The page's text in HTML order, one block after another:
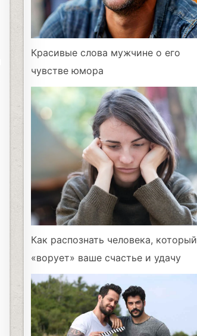
Красивые слова мужчине о его
чувстве юмора
Как распознать человека, который
«ворует» ваше счастье и удачу